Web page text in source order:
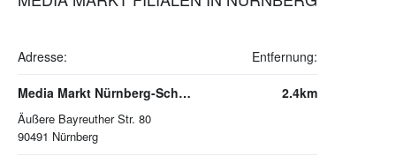
Adresse: Entfernung:
Media Markt Nürnberg-Schoppershof (im MERCADO Center)
Äußere Bayreuther Str. 80
90491 Nürnberg
2.4km